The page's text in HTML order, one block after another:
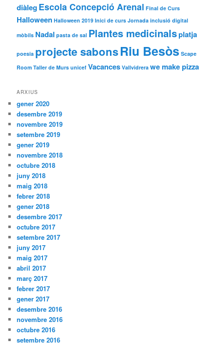
diàleg Escola Concepció Arenal Final de Curs
Halloween Halloween 2019 Inici de curs Jornada inclusió digital
mòbils Nadal pasta de sal Plantes medicinalsplatja
poesia projecte sabonsRiu Besòs Scape
Room Taller de Murs unicef Vacances Vallvidrera we make pizza
ARXIUS
gener 2020
desembre 2019
novembre 2019
setembre 2019
gener 2019
novembre 2018
octubre 2018
juny 2018
maig 2018
febrer 2018
gener 2018
desembre 2017
octubre 2017
setembre 2017
juny 2017
maig 2017
abril 2017
març 2017
febrer 2017
gener 2017
desembre 2016
novembre 2016
octubre 2016
setembre 2016